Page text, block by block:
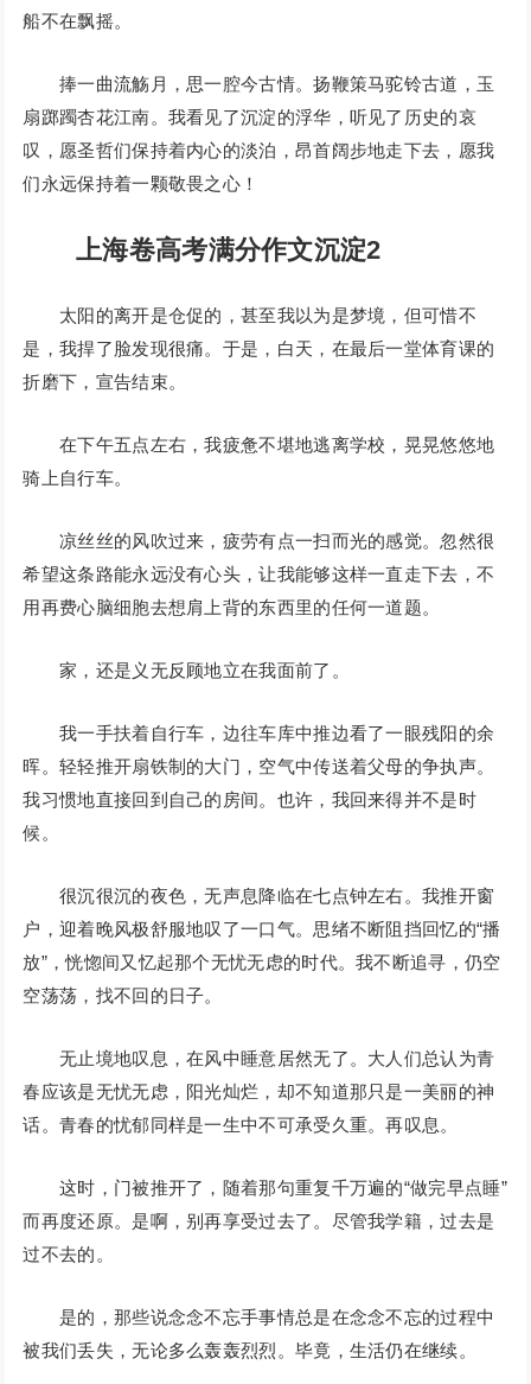
船不在飘摇。
捧一曲流觞月，思一腔今古情。扬鞭策马驼铃古道，玉
扇踯躅杏花江南。我看见了沉淀的浮华，听见了历史的哀
叹，愿圣哲们保持着内心的淡泊，昂首阔步地走下去，愿我
们永远保持着一颗敬畏之心！
上海卷高考满分作文沉淀2
太阳的离开是仓促的，甚至我以为是梦境，但可惜不
是，我捍了脸发现很痛。于是，白天，在最后一堂体育课的
折磨下，宣告结束。
在下午五点左右，我疲惫不堪地逃离学校，晃晃悠悠地
骑上自行车。
凉丝丝的风吹过来，疲劳有点一扫而光的感觉。忽然很
希望这条路能永远没有心头，让我能够这样一直走下去，不
用再费心脑细胞去想肩上背的东西里的任何一道题。
家，还是义无反顾地立在我面前了。
我一手扶着自行车，边往车库中推边看了一眼残阳的余
晖。轻轻推开扇铁制的大门，空气中传送着父母的争执声。
我习惯地直接回到自己的房间。也许，我回来得并不是时
候。
很沉很沉的夜色，无声息降临在七点钟左右。我推开窗
户，迎着晚风极舒服地叹了一口气。思绪不断阻挡回忆的“播
放”，恍惚间又忆起那个无忧无虑的时代。我不断追寻，仍空
空荡荡，找不回的日子。
无止境地叹息，在风中睡意居然无了。大人们总认为青
春应该是无忧无虑，阳光灿烂，却不知道那只是一美丽的神
话。青春的忧郁同样是一生中不可承受久重。再叹息。
这时，门被推开了，随着那句重复千万遍的“做完早点睡”
而再度还原。是啊，别再享受过去了。尽管我学籍，过去是
过不去的。
是的，那些说念念不忘手事情总是在念念不忘的过程中
被我们丢失，无论多么轰轰烈烈。毕竟，生活仍在继续。